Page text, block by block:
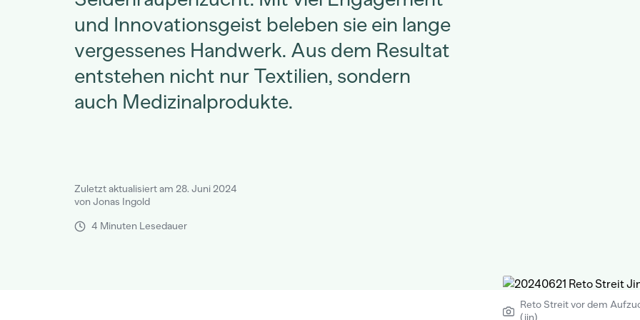
und Innovationsgeist beleben sie ein lange
vergessenes Handwerk. Aus dem Resultat
entstehen nicht nur Textilien, sondern
auch Medizinalprodukte.
Zuletzt aktualisiert am 28. Juni 2024
von Jonas Ingold
4 Minuten Lesedauer
Reto Streit vor dem
(jin)